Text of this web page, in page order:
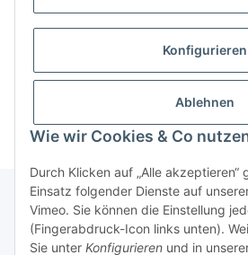
Konfigurieren
Ablehnen
Wie wir Cookies & Co
Durch Klicken auf „Alle akzeptieren“
Einsatz folgender Dienste auf
Vimeo. Sie können die Einstellung
(Fingerabdruck-Icon links unten).
Sie unter Konfigurieren und in
Magnetschnäpper 5 kg,
Über uns